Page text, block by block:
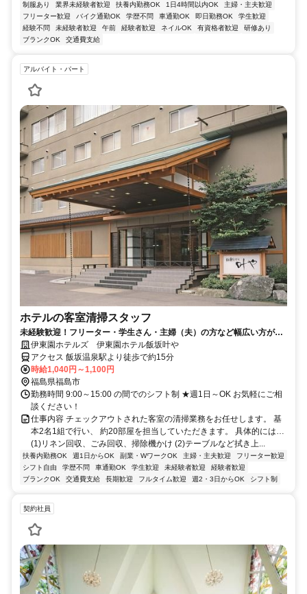
制服あり 業界未経験者歓迎 扶養内勤務OK 1日4時間以内OK
主婦・主夫歓迎
フリーター歓迎
バイク通勤OK 学歴不問 車通勤OK 即日勤務OK
学生歓迎
経験不問
未経験者歓迎 午前 経験者歓迎 ネイルOK 有資格者歓迎
研修あり
ブランクOK
交通費支給
アルバイト・パート
ホテルの客室清掃スタッフ
未経験歓迎！フリーター・学生さん・主婦（夫）の方など幅広い方が活
躍中の職場です。
伊東園ホテルズ 伊東園ホテル飯坂叶や
アクセス 飯坂温泉駅より徒歩で約15分
時給1,040円～1,100円
福島県福島市
勤務時間 9:00～15:00 の間でのシフト制 ★週1日～OK お気軽にご相
談ください！
仕事内容 チェックアウトされた客室の清掃業務をお任せします。 基
本2名1組で行い、 約20部屋を担当していただきます。 具体的には…
(1)リネン回収、ごみ回収、掃除機かけ (2)テーブルなど拭き上...
扶養内勤務OK 週1日からOK 副業・WワークOK 主婦・主夫歓迎
フリーター歓迎
シフト自由
学歴不問 車通勤OK 学生歓迎 未経験者歓迎
経験者歓迎
ブランクOK
交通費支給 長期歓迎 フルタイム歓迎 週2・3日からOK シフト制
契約社員